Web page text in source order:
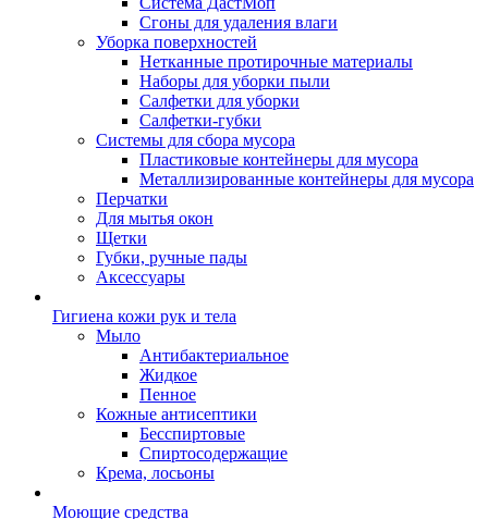
Сгоны для удаления влаги
Уборка поверхностей
Нетканные протирочные материалы
Наборы для уборки пыли
Салфетки для уборки
Салфетки-губки
Системы для сбора мусора
Пластиковые контейнеры для мусора
Металлизированные контейнеры для мусора
Перчатки
Для мытья окон
Щетки
Губки, ручные пады
Аксессуары
Гигиена кожи рук и тела
Мыло
Антибактериальное
Жидкое
Пенное
Кожные антисептики
Бесспиртовые
Cпиртосодержащие
Крема, лосьоны
Моющие средства